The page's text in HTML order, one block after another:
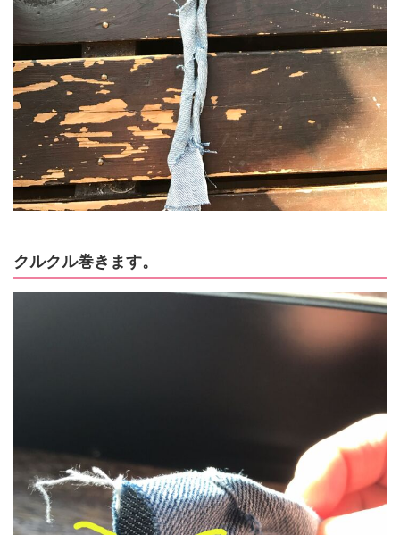
クルクル巻きます。